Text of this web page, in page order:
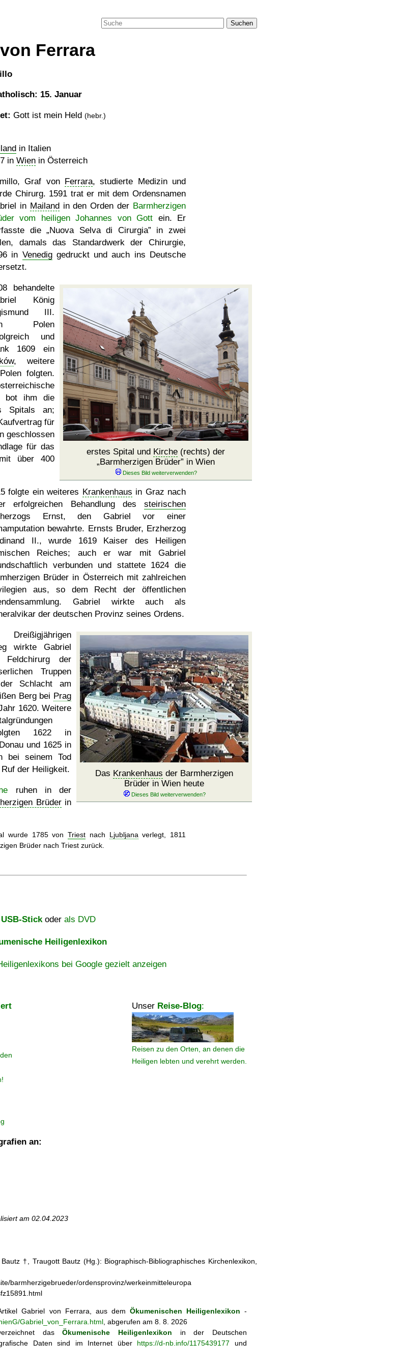
Suchen
Ferrara
15. Januar
Gott ist mein Held (hebr.)
in Italien
in Wien in Österreich
Graf von Ferrara, studierte Medizin und
Chirurg. 1591 trat er mit dem Ordensnamen
in Mailandin den Orden der Barmherzigen
vom heiligen Johannes von Gott ein. Er
die Nuova Selva di Cirurgia
in zwei
damals das Standardwerk der Chirurgie,
in Venediggedruckt und auch ins Deutsche
erstes Spital und Kirche (rechts) der
Barmherzigen Brüder
in Wien
behandelte
König
III.
Polen
und
1609 ein
, weitere
folgten.
bot ihm die
Spitals an;
für
geschlossen
für das
über 400
folgte ein weiteres Krankenhaus in Graz nach
erfolgreichen Behandlung des steirischen
Ernst, den Gabriel vor einer
bewahrte. Ernsts Bruder, Erzherzog
II., wurde 1619 Kaiser des Heiligen
Reiches; auch er war mit Gabriel
verbunden und stattete 1624 die
Brüder in Österreich mit zahlreichen
aus, so dem Recht der öffentlichen
Gabriel wirkte auch als
der deutschen Provinz seines Ordens.
Das Krankenhaus der Barmherzigen
Brüder in Wien heute
wirkte Gabriel
Feldchirurg der
Truppen
Schlacht am
Berg bei Prag
1620. Weitere
1622 in
und 1625 in
bei seinem Tod
der Heiligkeit.
ruhen in der
Brüderin
wurde 1785 von Triest nach Ljubljana verlegt, 1811
Brüder nach Triest zurück.
Stickoder als DVD
Heiligenlexikon
bei Google gezielt anzeigen
Unser Reise-Blog:
Reisen zu den Orten, an denen die
Heiligen lebten und verehrt werden.
an:
am 02.04.2023
†, Traugott Bautz (Hg.): Biographisch-Bibliographisches Kirchenlexikon,
barmherzigebrueder/ordensprovinz/werkeinmitteleuropa
Gabriel von Ferrara, aus dem Ökumenischen Heiligenlexikon -
Gabriel_von_Ferrara.html, abgerufen am 8. 8. 2026
dasÖkumenische Heiligenlexikon in der Deutschen
Daten sind im Internet über https://d-nb.info/1175439177 und